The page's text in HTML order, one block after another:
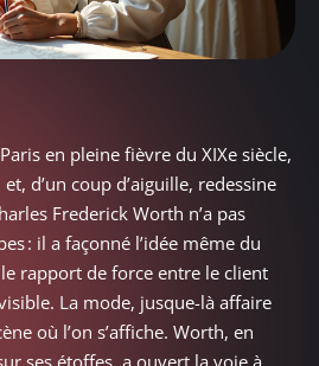
en pleine fièvre du XIXe siècle,
d’un coup d’aiguille, redessine
Frederick Worth n’a pas
: il a façonné l’idée même du
rapport de force entre le client
La mode, jusque-là affaire
où l’on s’affiche. Worth, en
ses étoffes, a ouvert la voie à